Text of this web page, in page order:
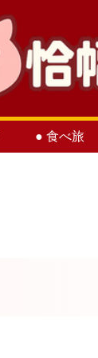
● 食べ旅